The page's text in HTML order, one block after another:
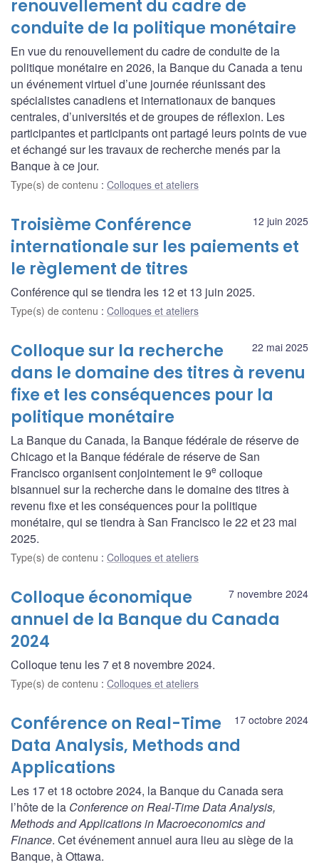
renouvellement du cadre de
conduite de la politique monétaire
En vue du renouvellement du cadre de conduite de la
politique monétaire en 2026, la Banque du Canada a tenu
un événement virtuel d’une journée réunissant des
spécialistes canadiens et internationaux de banques
centrales, d’universités et de groupes de réflexion. Les
participantes et participants ont partagé leurs points de vue
et échangé sur les travaux de recherche menés par la
Banque à ce jour.
Type(s) de contenu : Colloques et ateliers
12 juin 2025
Troisième Conférence
internationale sur les paiements et
le règlement de titres
Conférence qui se tiendra les 12 et 13 juin 2025.
Type(s) de contenu : Colloques et ateliers
22 mai 2025
Colloque sur la recherche
dans le domaine des titres à revenu
fixe et les conséquences pour la
politique monétaire
La Banque du Canada, la Banque fédérale de réserve de
Chicago et la Banque fédérale de réserve de San
Francisco organisent conjointement le 9e colloque
bisannuel sur la recherche dans le domaine des titres à
revenu fixe et les conséquences pour la politique
monétaire, qui se tiendra à San Francisco le 22 et 23 mai
2025.
Type(s) de contenu : Colloques et ateliers
7 novembre 2024
Colloque économique
annuel de la Banque du Canada
2024
Colloque tenu les 7 et 8 novembre 2024.
Type(s) de contenu : Colloques et ateliers
17 octobre 2024
Conférence on Real-Time
Data Analysis, Methods and
Applications
Les 17 et 18 octobre 2024, la Banque du Canada sera
l’hôte de la Conference on Real-Time Data Analysis,
Methods and Applications in Macroeconomics and
Finance. Cet événement annuel aura lieu au siège de la
Banque, à Ottawa.